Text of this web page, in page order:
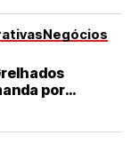
Negócios
por